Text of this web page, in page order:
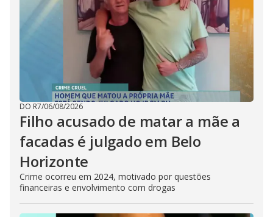
DO R7/06/08/2026
Filho acusado de matar a mãe a
facadas é julgado em Belo
Horizonte
Crime ocorreu em 2024, motivado por questões
financeiras e envolvimento com drogas